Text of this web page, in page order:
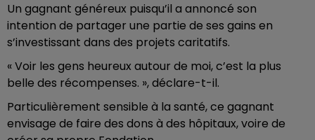
Un gagnant généreux puisqu’il a annoncé son
intention de partager une partie de ses gains en
s’investissant dans des projets caritatifs.
« Voir les gens heureux autour de moi, c’est la plus
belle des récompenses. », déclare-t-il.
Particulièrement sensible à la santé, ce gagnant
envisage de faire des dons à des hôpitaux, voire de